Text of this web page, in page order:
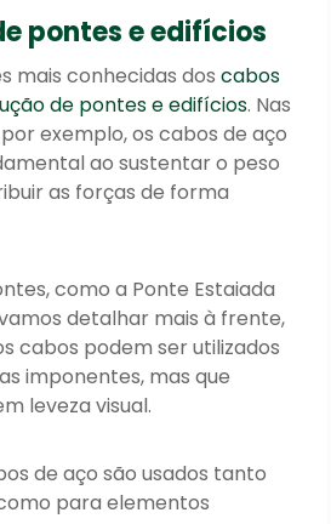
pontes e edifícios
mais conhecidas doscabos
de pontes e edifícios. Nas
exemplo, os cabos de aço
ao sustentar o peso
as forças de forma
como a Ponte Estaiada
detalhar mais à frente,
cabos podem ser utilizados
imponentes, mas que
leveza visual.
de aço são usados tanto
para elementos